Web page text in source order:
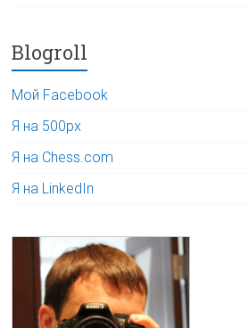
Blogroll
Мой Facebook
Я на 500px
Я на Chess.com
Я на LinkedIn